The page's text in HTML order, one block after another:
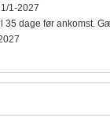
1-2027
35 dage før ankomst.